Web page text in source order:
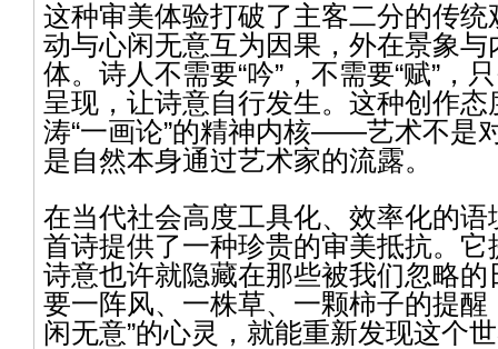
这种审美体验打破了主客二分的传
动与心闲无意互为因果，外在景象与
体。诗人不需要“吟”，不需要“赋”，
呈现，让诗意自行发生。这种创作态
涛“一画论”的精神内核——艺术不是
是自然本身通过艺术家的流露。
在当代社会高度工具化、效率化的
首诗提供了一种珍贵的审美抵抗。
诗意也许就隐藏在那些被我们忽略
要一阵风、一株草、一颗柿子的提醒
闲无意”的心灵，就能重新发现这个